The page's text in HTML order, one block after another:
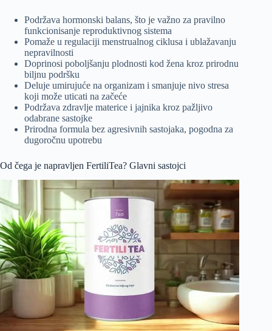
Podržava hormonski balans, što je važno za pravilno
funkcionisanje reproduktivnog sistema
Pomaže u regulaciji menstrualnog ciklusa i ublažavanju
nepravilnosti
Doprinosi poboljšanju plodnosti kod žena kroz prirodnu
biljnu podršku
Deluje umirujuće na organizam i smanjuje nivo stresa
koji može uticati na začeće
Podržava zdravlje materice i jajnika kroz pažljivo
odabrane sastojke
Prirodna formula bez agresivnih sastojaka, pogodna za
dugoročnu upotrebu
Od čega je napravljen FertiliTea? Glavni sastojci